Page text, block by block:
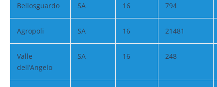
Bellosguardo SA 16 794
Agropoli SA 16 21481
Valle
dell’Angelo
SA 16 248